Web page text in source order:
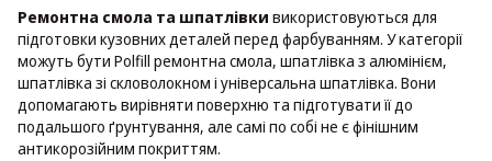
Ремонтна смола та шпатлівки використовуються для
підготовки кузовних деталей перед фарбуванням. У категорії
можуть бути Polfill ремонтна смола, шпатлівка з алюмінієм,
шпатлівка зі скловолокном і універсальна шпатлівка. Вони
допомагають вирівняти поверхню та підготувати її до
подальшого ґрунтування, але самі по собі не є фінішним
антикорозійним покриттям.